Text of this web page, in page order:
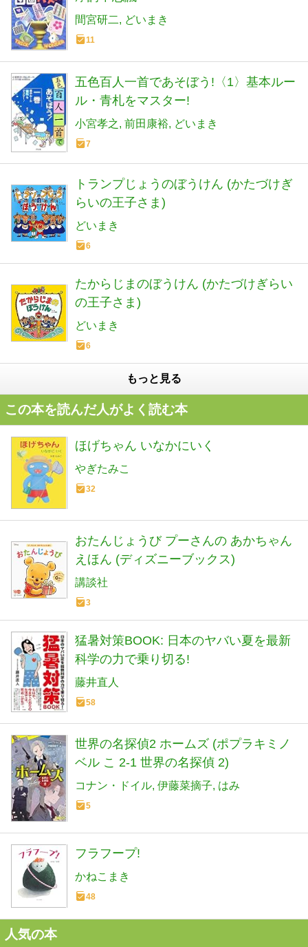
間宮研二 どいまき
11
五色百人一首であそぼう!〈1〉基本ルー
ル・青札をマスター!
小宮孝之 前田康裕 どいまき
7
トランプじょうのぼうけん (かたづけぎ
らいの王子さま)
どいまき
6
たからじまのぼうけん (かたづけぎらい
の王子さま)
どいまき
6
もっと見る
この本を読んだ人がよく読む本
ほげちゃん いなかにいく
やぎたみこ
32
おたんじょうび プーさんの あかちゃん
えほん (ディズニーブックス)
講談社
3
猛暑対策BOOK: 日本のヤバい夏を最新
科学の力で乗り切る!
藤井直人
58
世界の名探偵2 ホームズ (ポプラキミノ
ベル こ 2-1 世界の名探偵 2)
コナン・ドイル 伊藤菜摘子 はみ
5
フラフープ!
かねこまき
48
人気の本